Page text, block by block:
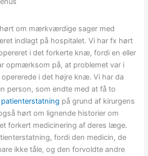
om mærkværdige sager med
indlagt på hospitalet. Vi har fx hørt
i det forkerte knæ, fordi en eller
opmærksom på, at problemet var i
i det højre knæ. Vi har da
person, som endte med at få to
patienterstatning på grund af kirurgens
hørt om lignende historier om
forkert medicinering af deres læge.
fordi den medicin, de
ikke tåle, og den forvoldte andre